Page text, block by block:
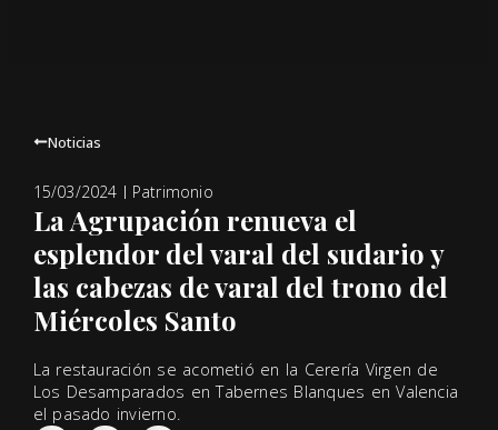
Noticias
15/03/2024 Patrimonio
La Agrupación renueva el
esplendor del varal del sudario y
las cabezas de varal del trono del
Miércoles Santo
La restauración se acometió en la Cerería Virgen de
Los Desamparados en Tabernes Blanques en Valencia
el pasado invierno.